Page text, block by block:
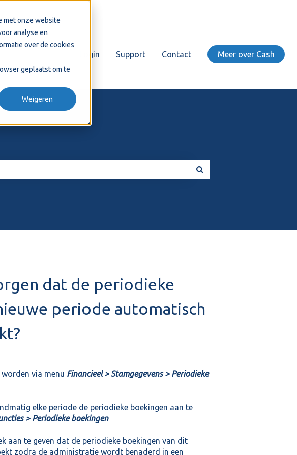
met onze website
analyse en
over de cookies
geplaatst om te
Weigeren
Login Support Contact Meer over Cash
dat de periodieke
periode automatisch
via menu Financieel > Stamgegevens > Periodieke
elke periode de periodieke boekingen aan te
> Periodieke boekingen
aan te geven dat de periodieke boekingen van dit
zodra de administratie wordt benaderd in een